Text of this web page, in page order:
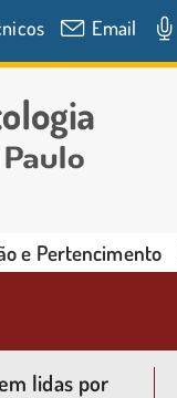
Email
e Pertencimento
lidas por